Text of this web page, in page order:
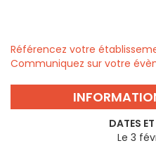
Référencez votre
Communiquez sur votre
DATES
Le 3